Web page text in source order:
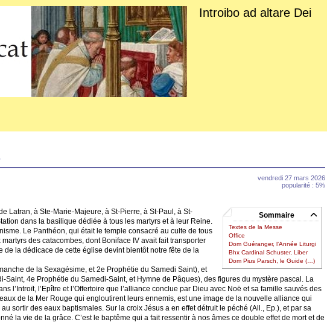
Introibo ad altare Dei
vendredi 27 mars 2026
popularité : 5%
Sommaire
Textes de la Messe
Office
Dom Guéranger, l’Année Liturgi
Bhx Cardinal Schuster, Liber
Dom Pius Parsch, le Guide (…)
Latran, à Ste-Marie-Majeure, à St-Pierre, à St-Paul, à St-
dans la basilique dédiée à tous les martyrs et à leur Reine.
Le Panthéon, qui était le temple consacré au culte de tous
des catacombes, dont Boniface IV avait fait transporter
la dédicace de cette église devint bientôt notre fête de la
de la Sexagésime, et 2e Prophétie du Samedi Saint), et
4e Prophétie du Samedi-Saint, et Hymne de Pâques), des figures du mystère pascal. La
l’Introït, l’Epître et l’Offertoire que l’alliance conclue par Dieu avec Noë et sa famille sauvés des
de la Mer Rouge qui engloutirent leurs ennemis, est une image de la nouvelle alliance qui
sortir des eaux baptismales. Sur la croix Jésus a en effet détruit le péché (All., Ep.), et par sa
la vie de la grâce. C’est le baptême qui a fait ressentir à nos âmes ce double effet de mort et de